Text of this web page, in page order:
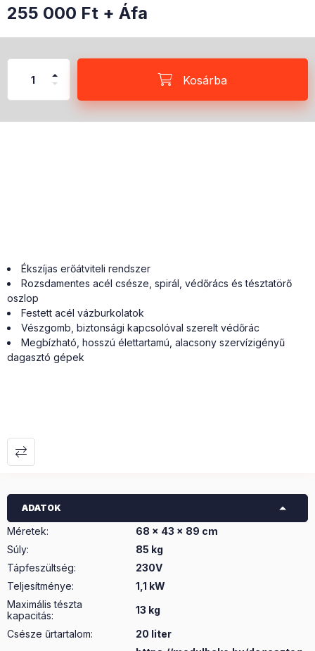
255 000 Ft + Áfa
Kosárba
Ékszíjas erőátviteli rendszer
Rozsdamentes acél csésze, spirál, védőrács és tésztatörő
oszlop
Festett acél vázburkolatok
Vészgomb, biztonsági kapcsolóval szerelt védőrác
Megbízható, hosszú élettartamú, alacsony szervízigényű
dagasztó gépek
ADATOK
Méretek:
68 x 43 x 89 cm
Súly:
85 kg
Tápfeszültség:
230V
Teljesítménye:
1,1 kW
Maximális tészta
kapacitás:
13 kg
Csésze űrtartalom:
20 liter